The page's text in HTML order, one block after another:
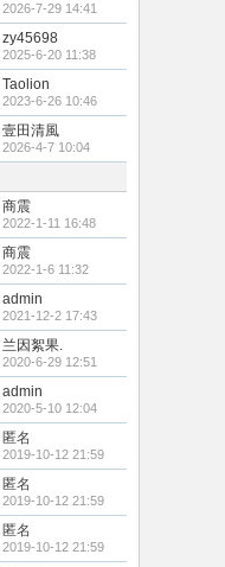
2026-7-29 14:41
zy45698
2025-6-20 11:38
Taolion
2023-6-26 10:46
壹田清風
2026-4-7 10:04
商震
2022-1-11 16:48
商震
2022-1-6 11:32
admin
2021-12-2 17:43
兰因絮果.
2020-6-29 12:51
admin
2020-5-10 12:04
匿名
2019-10-12 21:59
匿名
2019-10-12 21:59
匿名
2019-10-12 21:59